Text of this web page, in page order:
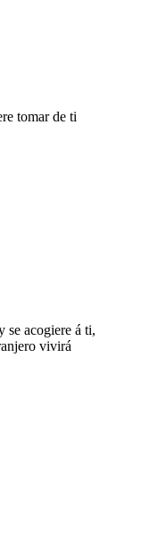
tomar de ti
se acogiere á ti,
vivirá